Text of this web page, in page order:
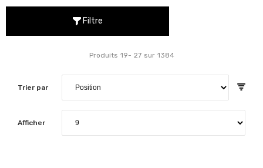
Filtre
Trier par
Produits 19- 27 sur 1384
Afficher